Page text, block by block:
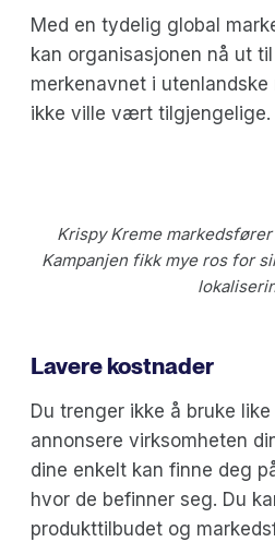
Med en tydelig global
kan organisasjonen nå ut
merkenavnet i utenlandske
ikke ville vært tilgjengelige.
Krispy Kreme
Kampanjen fikk mye ros for
Lavere kostnader
Du trenger ikke å bruke
annonsere virksomheten
dine enkelt kan finne deg
hvor de befinner seg. Du
produkttilbudet og